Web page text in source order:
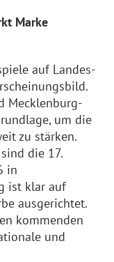
Marke
auf Landes-
Mecklenburg-
um die
zu stärken.
die 17.
in
ist klar auf
ausgerichtet.
kommenden
und